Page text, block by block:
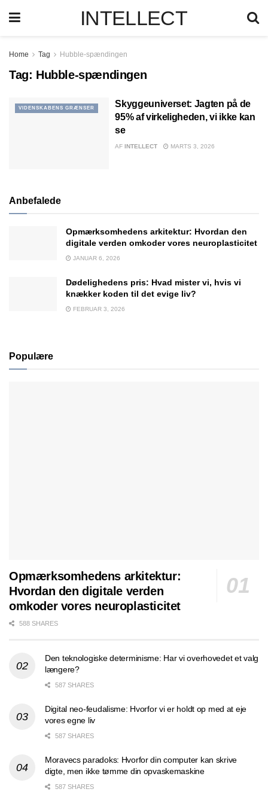
INTELLECT
Home Tag Hubble-spændingen
Tag: Hubble-spændingen
VIDENSKABENS GRÆNSER
Skyggeuniverset: Jagten på de
95% af virkeligheden, vi ikke kan
se
AF INTELLECT MARTS 3, 2026
Anbefalede
Opmærksomhedens arkitektur: Hvordan den
digitale verden omkoder vores neuroplasticitet
JANUAR 6, 2026
Dødelighedens pris: Hvad mister vi, hvis vi
knækker koden til det evige liv?
FEBRUAR 3, 2026
Populære
Opmærksomhedens arkitektur:
Hvordan den digitale verden
omkoder vores neuroplasticitet
588 SHARES
Den teknologiske determinisme: Har vi overhovedet et valg
længere?
587 SHARES
Digital neo-feudalisme: Hvorfor vi er holdt op med at eje
vores egne liv
587 SHARES
Moravecs paradoks: Hvorfor din computer kan skrive
digte, men ikke tømme din opvaskemaskine
587 SHARES